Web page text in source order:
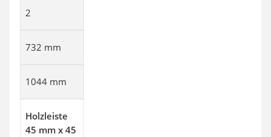
2
732 mm
1044 mm
Holzleiste
45 mm x 45